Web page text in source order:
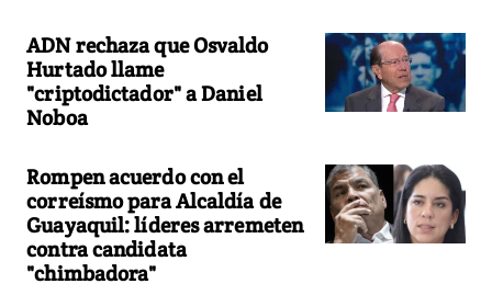
ADN rechaza que Osvaldo
Hurtado llame
"criptodictador" a Daniel
Noboa
Rompen acuerdo con el
correísmo para Alcaldía de
Guayaquil: líderes arremeten
contra candidata
"chimbadora"